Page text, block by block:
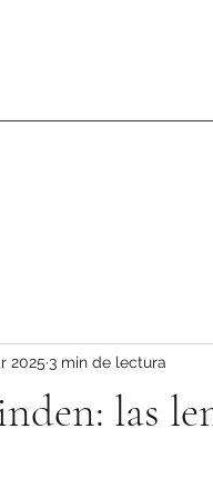
las
2025 3 min de lectura